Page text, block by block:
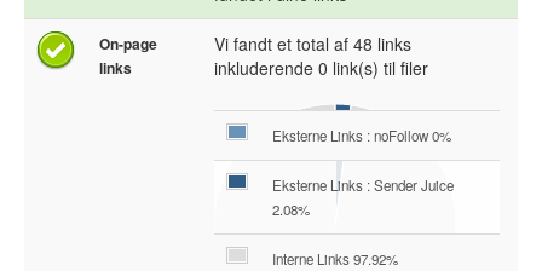
On-page
links
Vi fandt et total af 48 links
inkluderende 0 link(s) til filer
Eksterne Links : noFollow 0%
Eksterne Links : Sender Juice
2.08%
Interne Links 97.92%